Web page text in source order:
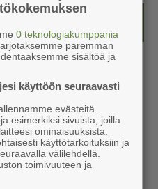
0 teknologiakumppania
paremman
sisältöä ja
käyttöön seuraavasti
evästeitä
esimerkiksi sivuista, joilla
ominaisuuksista.
käyttötarkoituksiin ja
välilehdellä.
toimivuuteen ja